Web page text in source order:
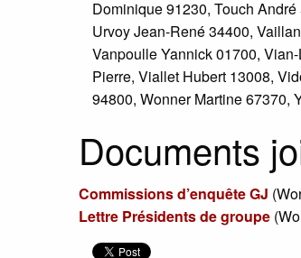
Dominique 91230, Touch
Urvoy Jean-René 34400,
Vanpoulle Yannick 01700,
Pierre, Viallet Hubert 13008,
94800, Wonner Martine 67370,
Documents
Commissions d’enquête GJ (
Lettre Présidents de groupe (